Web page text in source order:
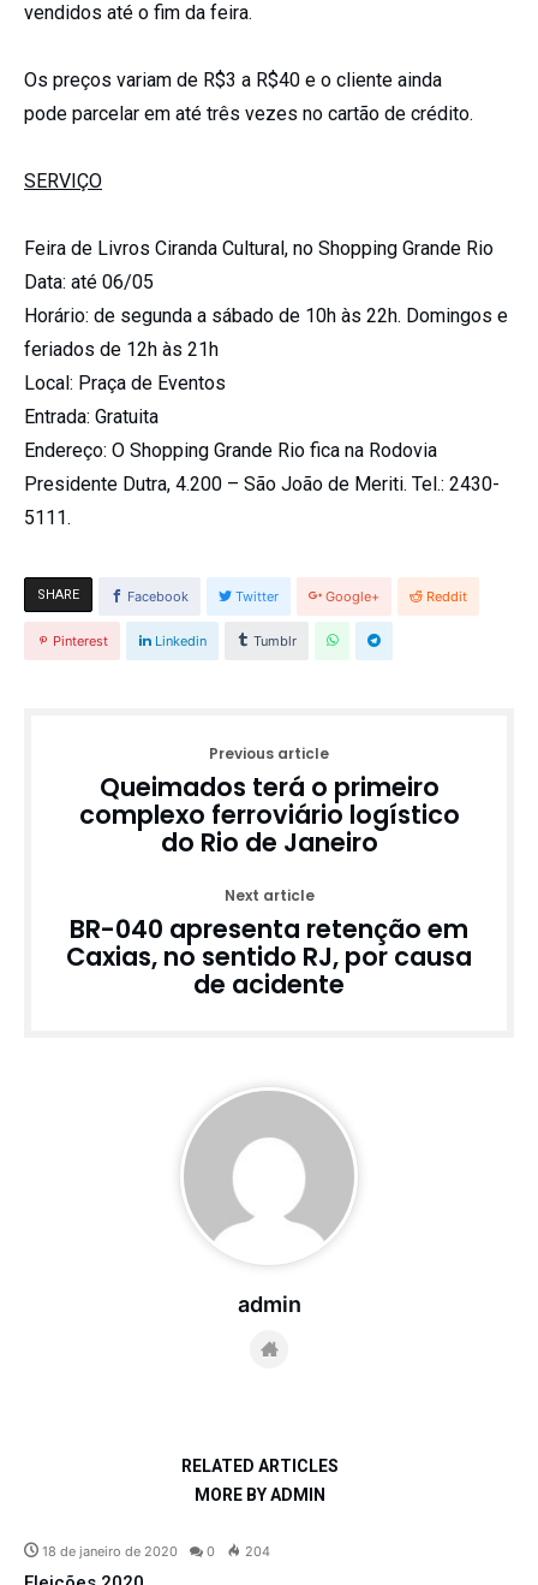
vendidos até o fim da feira.
Os preços variam de R$3 a R$40 e o cliente ainda
pode parcelar em até três vezes no cartão de crédito.
SERVIÇO
Feira de Livros Ciranda Cultural, no Shopping Grande Rio
Data: até 06/05
Horário: de segunda a sábado de 10h às 22h. Domingos e
feriados de 12h às 21h
Local: Praça de Eventos
Entrada: Gratuita
Endereço: O Shopping Grande Rio fica na Rodovia
Presidente Dutra, 4.200 – São João de Meriti. Tel.: 2430-
5111.
SHARE Facebook Twitter Google+ Reddit
Pinterest Linkedin Tumblr
Previous article
Queimados terá o primeiro
complexo ferroviário logístico
do Rio de Janeiro
Next article
BR-040 apresenta retenção em
Caxias, no sentido RJ, por causa
de acidente
admin
RELATED ARTICLES
MORE BY ADMIN
18 de janeiro de 2020 0 204